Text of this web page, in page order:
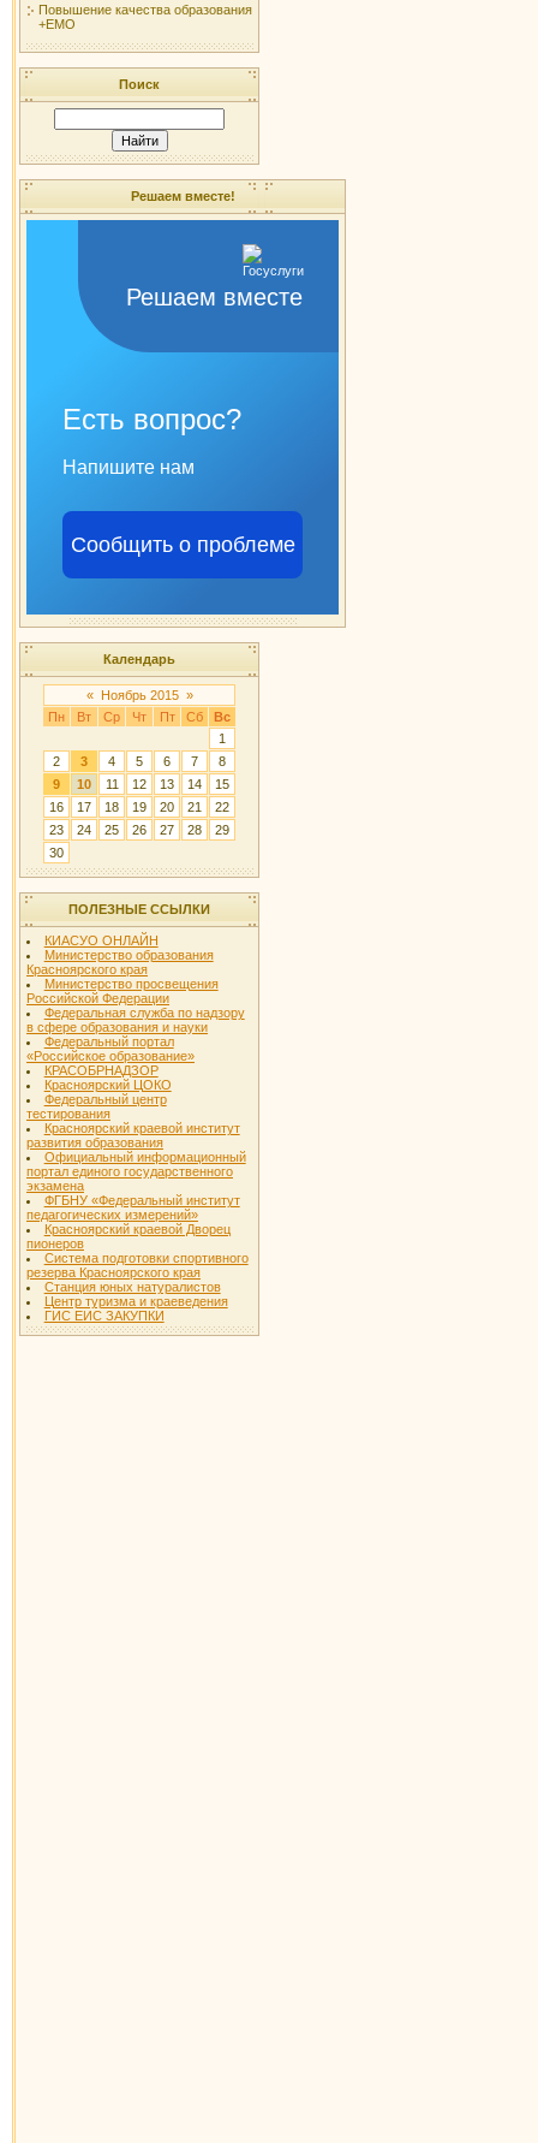
Повышение качества образования
+ЕМО
Поиск
Решаем вместе!
Решаем вместе
Есть вопрос?
Напишите нам
Сообщить о проблеме
Календарь
« Ноябрь 2015 »
Пн
Вт Ср Чт Пт Сб
Вс
1
2
3 4 5 6 7
8
9
10 11 12 13 14
15
16
17 18 19 20 21
22
23
24 25 26 27 28
29
30
ПОЛЕЗНЫЕ ССЫЛКИ
КИАСУО ОНЛАЙН
Министерство образования
Красноярского края
Министерство просвещения
Российской Федерации
Федеральная служба по надзору
в сфере образования и науки
Федеральный портал
«Российское образование»
КРАСОБРНАДЗОР
Красноярский ЦОКО
Федеральный центр
тестирования
Красноярский краевой институт
развития образования
Официальный информационный
портал единого государственного
экзамена
ФГБНУ «Федеральный институт
педагогических измерений»
Красноярский краевой Дворец
пионеров
Система подготовки спортивного
резерва Красноярского края
Станция юных натуралистов
Центр туризма и краеведения
ГИС ЕИС ЗАКУПКИ